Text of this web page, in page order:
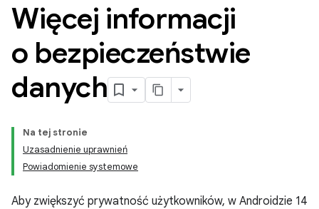
Więcej informacji
o bezpieczeństwie
danych
Na tej stronie
Uzasadnienie uprawnień
Powiadomienie systemowe
Aby zwiększyć prywatność użytkowników, w Androidzie 14